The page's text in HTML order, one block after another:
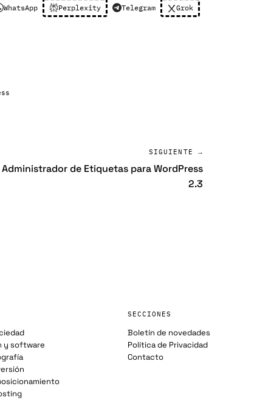
WhatsApp Perplexity Telegram Grok
SIGUIENTE →
Administrador de Etiquetas para WordPress
2.3
y software
SECCIONES
Boletín de novedades
Política de Privacidad
Contacto